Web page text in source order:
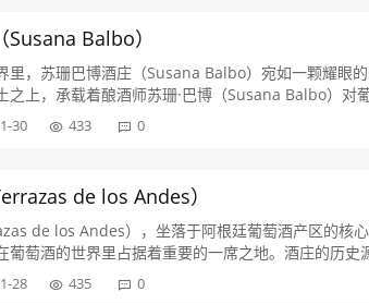
Balbo）
里，苏珊巴博酒庄（Susana Balbo）宛如一颗耀眼
之上，承载着酿酒师苏珊·巴博（Susana Balbo）对
以女性特有的细...
30 433 0
de los Andes）
de los Andes），坐落于阿根廷葡萄酒产区的核
葡萄酒的世界里占据着重要的一席之地。酒庄的历
与执着的先驱者，毅...
28 435 0